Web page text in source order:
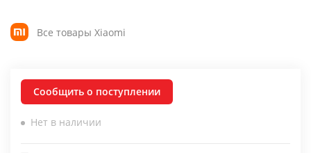
Все товары Xiaomi
Сообщить о поступлении
Нет в наличии